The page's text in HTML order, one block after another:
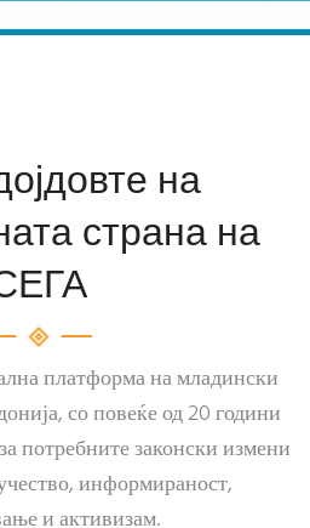
на
страна на
платформа на младински
со повеќе од 20 години
потребните законски измени
информираност,
и активизам.